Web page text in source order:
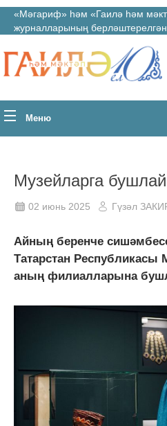
«Мәгариф» һәм «Гаилә һәм
журналларының
Меню
Музейларга
02 июнь 2025 Гүзәл
Айның беренче
Татарстан Республикасы
аның филиалларына